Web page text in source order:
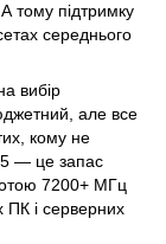
А тому підтримку
середнього
вибір
але все
кому не
— це запас
7200+ МГц
ПК і серверних